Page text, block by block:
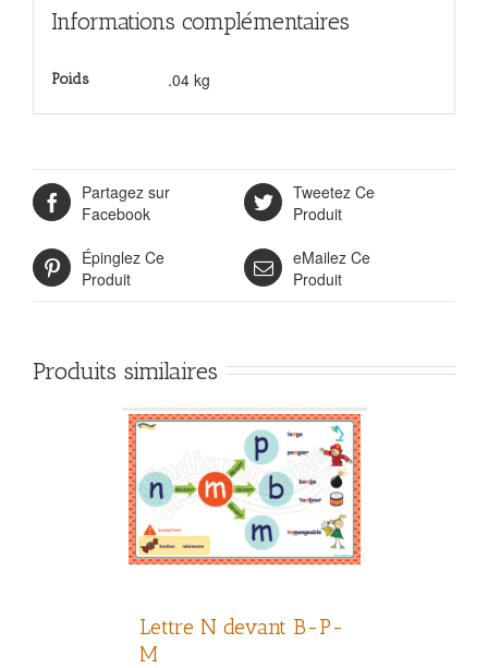
Informations complémentaires
Poids .04 kg
Partagez sur
Facebook
Tweetez Ce
Produit
Épinglez Ce
Produit
eMailez Ce
Produit
Produits similaires
Lettre N devant B-P-
M